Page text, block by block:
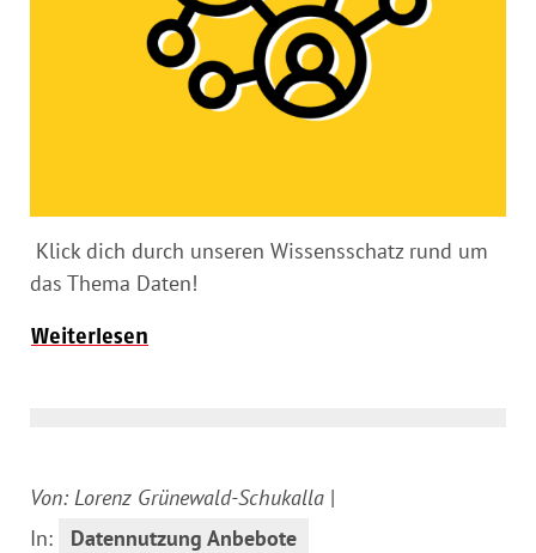
Klick dich durch unseren Wissensschatz rund um
das Thema Daten!
Weiterlesen
Von: Lorenz Grünewald-Schukalla |
In:
Datennutzung Anbebote